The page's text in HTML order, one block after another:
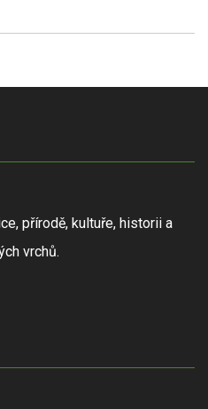
přírodě, kultuře, historii a
vrchů.